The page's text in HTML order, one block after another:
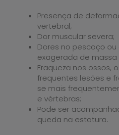
Presença de
vertebral;
Dor muscular severa;
Dores no pescoço
exagerada de massa
Fraqueza nos ossos,
frequentes lesões e
se mais
e vértebras;
Pode ser
queda na estatura.